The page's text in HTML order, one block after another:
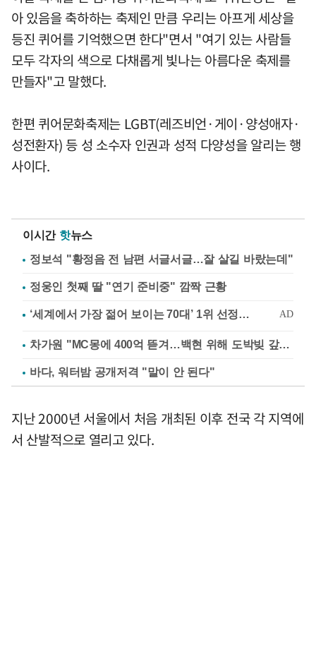
아 있음을 축하하는 축제인 만큼 우리는 아프게 세상을
등진 퀴어를 기억했으면 한다"면서 "여기 있는 사람들
모두 각자의 색으로 다채롭게 빛나는 아름다운 축제를
만들자"고 말했다.
한편 퀴어문화축제는 LGBT(레즈비언·게이·양성애자·
성전환자) 등 성 소수자 인권과 성적 다양성을 알리는 행
사이다.
이시간 핫뉴스
정보석 "황정음 전 남편 서글서글…잘 살길 바랐는데"
정웅인 첫째 딸 "연기 준비중" 깜짝 근황
차가원 "MC몽에 400억 뜯겨…백현 위해 도박빚 갚아줘"
바다, 워터밤 공개저격 "말이 안 된다"
지난 2000년 서울에서 처음 개최된 이후 전국 각 지역에
서 산발적으로 열리고 있다.